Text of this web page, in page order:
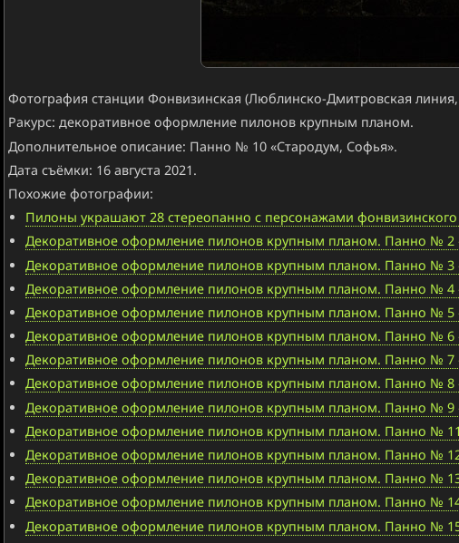
Фотография станции Фонвизинская (Люблинско-Дмитровская
Ракурс: декоративное оформление пилонов крупным планом.
Дополнительное описание: Панно № 10 «Стародум, Софья».
Дата съёмки: 16 августа 2021.
Похожие фотографии:
Пилоны украшают 28 стереопанно с персонажами
Декоративное оформление пилонов крупным планом. Панно № 2
Декоративное оформление пилонов крупным планом. Панно № 3
Декоративное оформление пилонов крупным планом. Панно № 4
Декоративное оформление пилонов крупным планом. Панно № 5
Декоративное оформление пилонов крупным планом. Панно № 6
Декоративное оформление пилонов крупным планом. Панно № 7
Декоративное оформление пилонов крупным планом. Панно № 8
Декоративное оформление пилонов крупным планом. Панно №
Декоративное оформление пилонов крупным планом. Панно №
Декоративное оформление пилонов крупным планом. Панно №
Декоративное оформление пилонов крупным планом. Панно №
Декоративное оформление пилонов крупным планом. Панно № 14
Декоративное оформление пилонов крупным планом. Панно №